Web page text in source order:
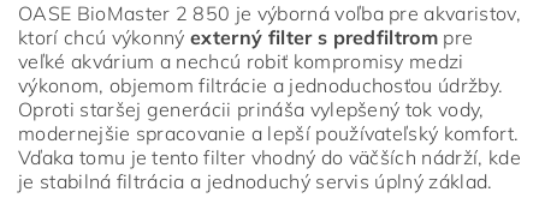
OASE BioMaster 2 850 je výborná voľba pre akvaristov,
ktorí chcú výkonnýexterný filter s predfiltrom pre
veľké akvárium a nechcú robiť kompromisy medzi
výkonom, objemom filtrácie a jednoduchosťou údržby.
Oproti staršej generácii prináša vylepšený tok vody,
modernejšie spracovanie a lepší používateľský komfort.
Vďaka tomu je tento filter vhodný do väčších nádrží, kde
je stabilná filtrácia a jednoduchý servis úplný základ.